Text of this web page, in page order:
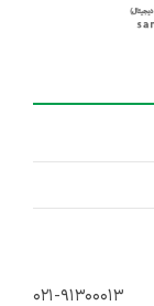
۰۲۱-۹۱۳۰۰۰۱۳